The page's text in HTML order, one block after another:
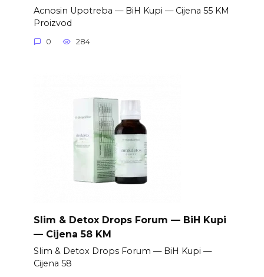
Acnosin Upotreba — BiH Kupi — Cijena 55 KM
Proizvod
0 284
Slim & Detox Drops Forum — BiH Kupi
— Cijena 58 KM
Slim & Detox Drops Forum — BiH Kupi —
Cijena 58